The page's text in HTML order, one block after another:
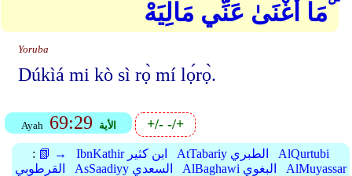
مَا أَغْنَىٰ عَنِّي مَالِيَهْ ۜ
Yoruba
Dúkìá mi kò sì rọ̀ mí lọ́rọ̀.
Ayah 69:29 الأية +/--/+
: 📗 → IbnKathir ابن كثير AtTabariy الطبري
AlQurtubi
القرطوبي
AsSaadiyy السعدي AlBaghawi البغوي
AlMuyassar